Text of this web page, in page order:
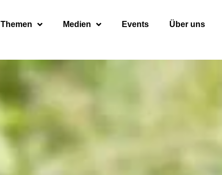
Themen Medien Events Über uns